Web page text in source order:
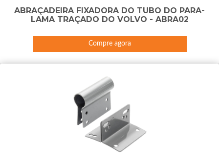
ABRAÇADEIRA FIXADORA DO TUBO DO PARA-
LAMA TRAÇADO DO VOLVO - ABRA02
Compre agora